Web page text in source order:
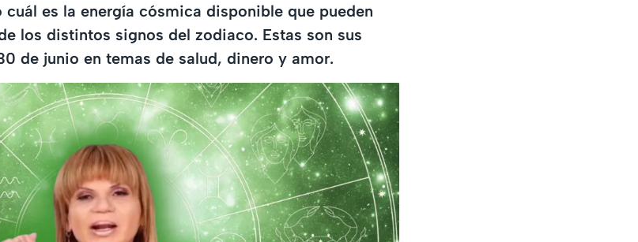
es la energía cósmica disponible que pueden
los distintos signos del zodiaco. Estas son sus
de junio en temas de salud, dinero y amor.